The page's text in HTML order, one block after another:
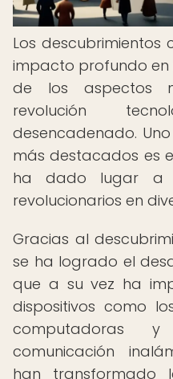
Los descubrimientos
impacto profundo en
de los aspectos
revolución
desencadenado.
más destacados es
ha dado lugar a
revolucionarios en
Gracias al
se ha logrado el
que a su vez ha
dispositivos como
computadoras
comunicación
han